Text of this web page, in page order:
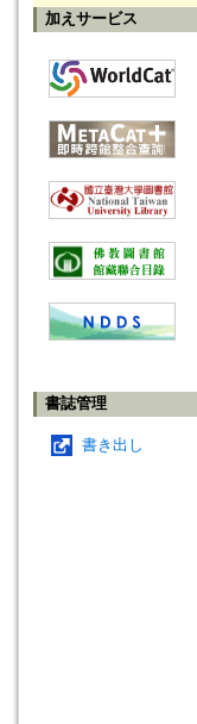
加えサービス
書誌管理
書き出し